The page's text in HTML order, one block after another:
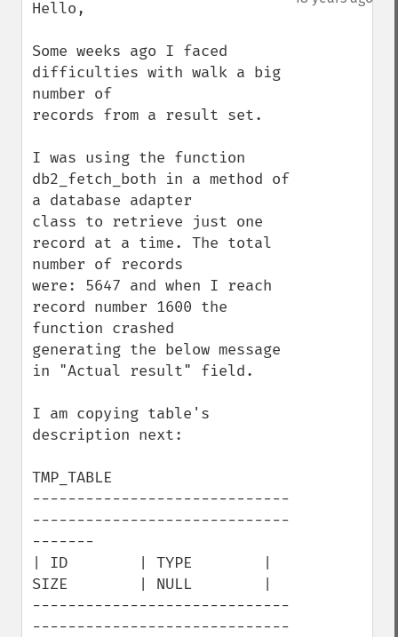
Hello,
Some weeks ago I faced
difficulties with walk a big
number of
records from a result set.
I was using the function
db2_fetch_both in a method of
a database adapter
class to retrieve just one
record at a time. The total
number of records
were: 5647 and when I reach
record number 1600 the
function crashed
generating the below message
in "Actual result" field.
I am copying table's
description next:
TMP_TABLE
-----------------------------
-----------------------------
-------
| ID        | TYPE        |
SIZE        | NULL        |
-----------------------------
-----------------------------